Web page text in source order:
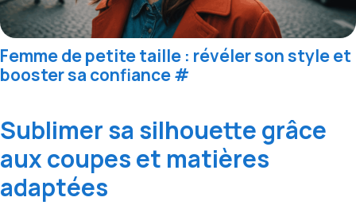
Femme de petite taille : révéler son style et
booster sa confiance#
Sublimer sa silhouette grâce
aux coupes et matières
adaptées